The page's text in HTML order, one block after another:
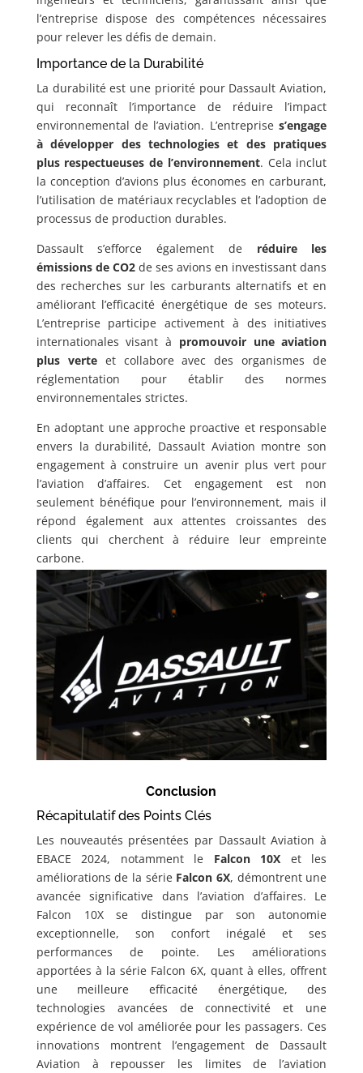
l’entreprise dispose des compétences nécessaires
pour relever les défis de demain.
Importance de la Durabilité
La durabilité est une priorité pour Dassault Aviation,
qui reconnaît l’importance de réduire l’impact
environnemental de l’aviation. L’entreprises’engage
à développer des technologies et des pratiques
plus respectueuses de l’environnement. Cela inclut
la conception d’avions plus économes en carburant,
l’utilisation de matériaux recyclables et l’adoption de
processus de production durables.
Dassault s’efforce également de réduire les
émissions de CO2de ses avions en investissant dans
des recherches sur les carburants alternatifs et en
améliorant l’efficacité énergétique de ses moteurs.
L’entreprise participe activement à des initiatives
internationales visant à promouvoir une aviation
plus verteet collabore avec des organismes de
réglementation pour établir des normes
environnementales strictes.
En adoptant une approche proactive et responsable
envers la durabilité, Dassault Aviation montre son
engagement à construire un avenir plus vert pour
l’aviation d’affaires. Cet engagement est non
seulement bénéfique pour l’environnement, mais il
répond également aux attentes croissantes des
clients qui cherchent à réduire leur empreinte
carbone.
Conclusion
Récapitulatif des Points Clés
Les nouveautés présentées par Dassault Aviation à
EBACE 2024, notamment le Falcon 10X et les
améliorations de la série Falcon 6X, démontrent une
avancée significative dans l’aviation d’affaires. Le
Falcon 10X se distingue par son autonomie
exceptionnelle, son confort inégalé et ses
performances de pointe. Les améliorations
apportées à la série Falcon 6X, quant à elles, offrent
une meilleure efficacité énergétique, des
technologies avancées de connectivité et une
expérience de vol améliorée pour les passagers. Ces
innovations montrent l’engagement de Dassault
Aviation à repousser les limites de l’aviation